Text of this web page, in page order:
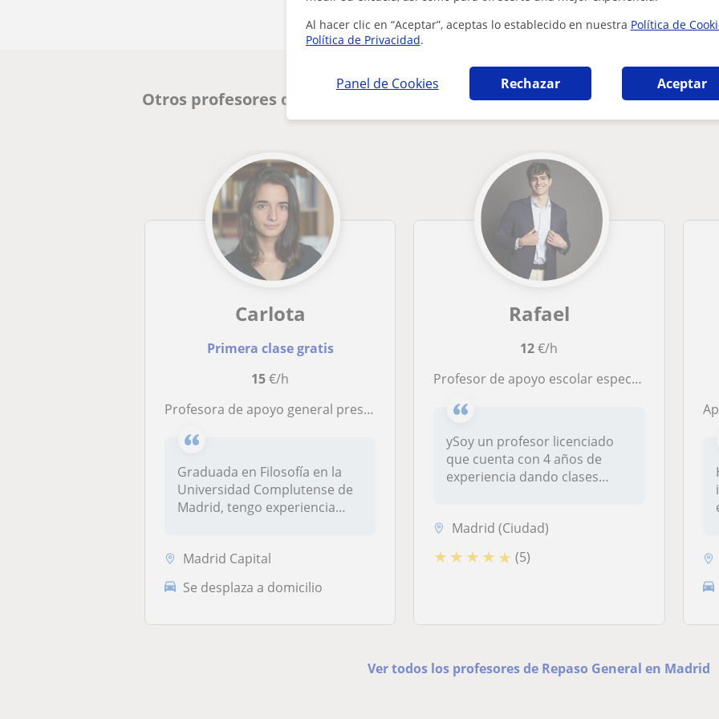
Al hacer clic en “Aceptar”, aceptas lo establecido en nuestra Política de
Política de Privacidad.
Panel de Cookies Rechazar Aceptar
Otros profesores de Repaso General en Madrid que pueden interesarte
Carlota
Primera clase gratis
15€/h
profesora de apoyo general presencial u online con gran flexibilidad de horario
Graduada en Filosofía en la
Universidad Complutense de
Madrid, tengo experiencia
Madrid Capital
Se desplaza a domicilio
Rafael
12€/h
Profesor de apoyo escolar especializado en clases para niños, tanto de primaria como de la ESO, de todas las asignaturas troncales
ySoy un profesor licenciado
que cuenta con 4 años de
experiencia dando clases
Madrid (Ciudad)
★ ★ ★ ★ ★ (5)
Ver todos los profesores de Repaso General en Madrid